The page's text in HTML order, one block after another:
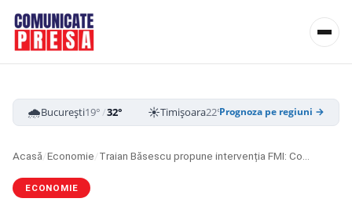
🌧️București19°/32° ☀️Timișoara22°/33° ☁️Cluj-Napoca
Prognoza pe regiuni →
Acasă/Economie/
ECONOMIE